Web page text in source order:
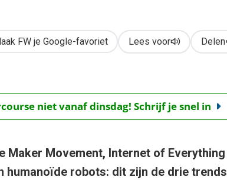
FW je Google-favoriet Lees voor Delen
niet vanaf dinsdag! Schrijf je snel in
Maker Movement, Internet of Everything
humanoïde robots: dit zijn de drie trends